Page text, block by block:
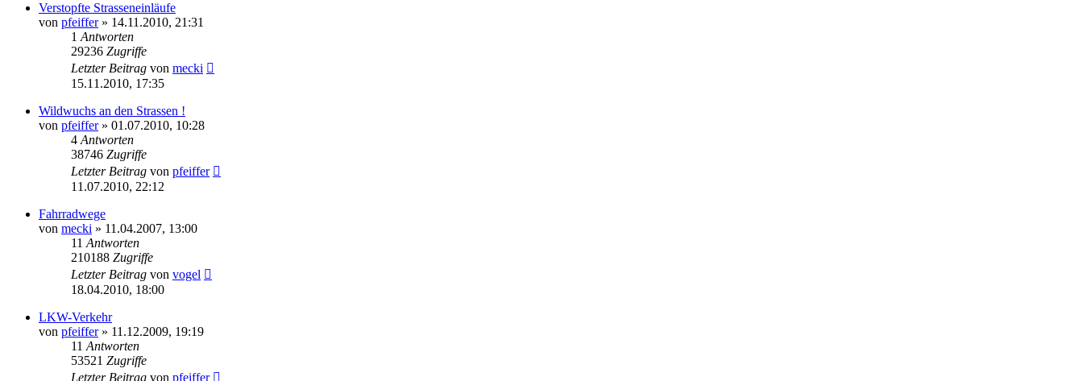
Verstopfte Strasseneinläufe
von pfeiffer» 14.11.2010, 21:31
1 Antworten
29236 Zugriffe
Letzter Beitrag von mecki
15.11.2010, 17:35
Wildwuchs an den Strassen !
von pfeiffer» 01.07.2010, 10:28
4 Antworten
38746 Zugriffe
Letzter Beitrag von pfeiffer
11.07.2010, 22:12
Fahrradwege
von mecki » 11.04.2007, 13:00
11 Antworten
210188 Zugriffe
Letzter Beitrag von vogel
18.04.2010, 18:00
LKW-Verkehr
von pfeiffer» 11.12.2009, 19:19
11 Antworten
53521 Zugriffe
Letzter Beitrag von pfeiffer